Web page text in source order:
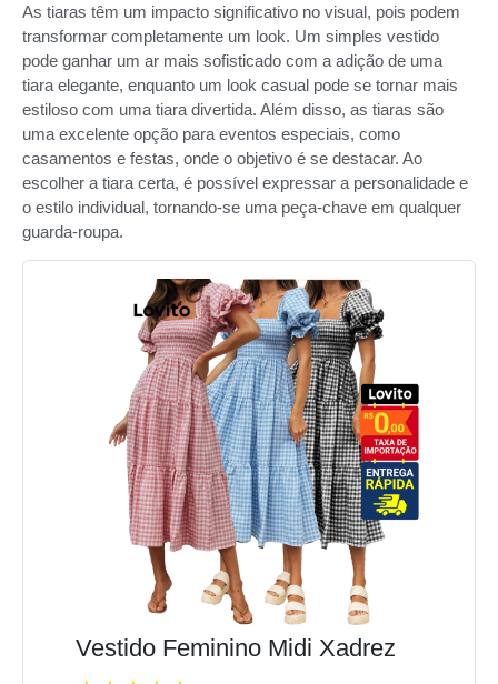
As tiaras têm um impacto significativo no visual, pois podem
transformar completamente um look. Um simples vestido
pode ganhar um ar mais sofisticado com a adição de uma
tiara elegante, enquanto um look casual pode se tornar mais
estiloso com uma tiara divertida. Além disso, as tiaras são
uma excelente opção para eventos especiais, como
casamentos e festas, onde o objetivo é se destacar. Ao
escolher a tiara certa, é possível expressar a personalidade e
o estilo individual, tornando-se uma peça-chave em qualquer
guarda-roupa.
Vestido Feminino Midi Xadrez